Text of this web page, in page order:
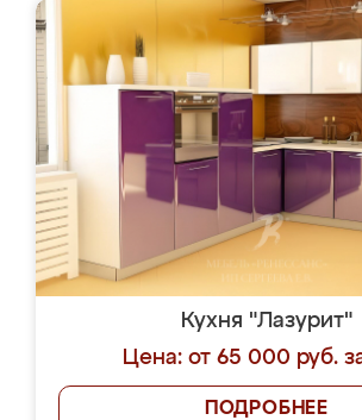
Кухня "Лазурит"
Цена: от 65 000 руб.
ПОДРОБНЕЕ